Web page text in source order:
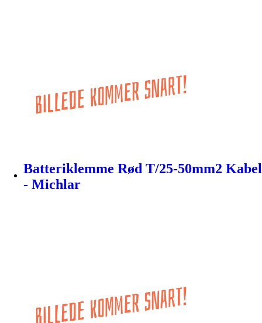
Batteriklemme Rød T/25-50mm2 Kabel
- Michlar